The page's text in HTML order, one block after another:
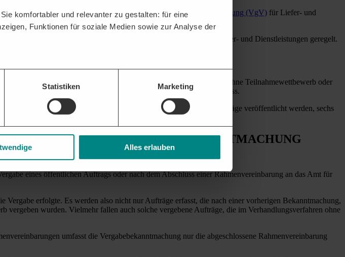
komfortabler und relevanter zu gestalten: für eine
Funktionen für soziale Medien sowie zur Analyse der
Statistiken Marketing
Alles erlauben
oder europaweite Ausschreibungen) in § 39 derVergabeverordnung (VgV) für Liefer- und
in § 30 der
für Liefer- und Dienstleistungen geregelt.
nach Durchführung einer Beschränkten Ausschreibung
ohne Teilnahmewettbewerb oder
des Auftraggebers oder auf Internetportalen informiert werden muss.
Demnach sind die Informationen, die über vergebene Aufträge veröffentlicht werden, sechs
EINE VERGABEBEKANNTMACHUNG
eines öffentlichen Auftrags oder nach dem Abschluss einer Rahmenvereinbarung an das Amt für
erfolgte. Es werden also nicht nur Aufträge erfasst, die nach einer vorherigen Bekanntmachung,
vergeben wurden. Vielmehr fallen auch solche vergebene Aufträge, die im Verhandlungsverfahren ohne
umfasst die Vergabebekanntmachung nur die abgeschlossene Rahmenvereinbarung